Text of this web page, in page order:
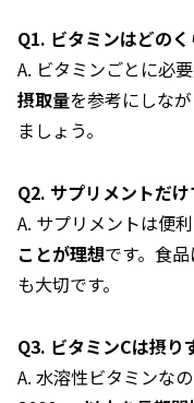
Q1. ビタミンはどの
A. ビタミンごとに必
摂取量を参考にしな
ましょう。
Q2. サプリメントだ
A. サプリメントは便利
ことが理想です。食
も大切です。
Q3. ビタミンCは摂り
A. 水溶性ビタミンな